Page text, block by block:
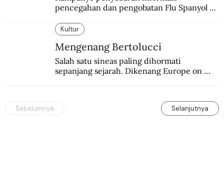
pencegahan dan pengobatan Flu Spanyol di
Kultur
Mengenang Bertolucci
Salah satu sineas paling dihormati
sepanjang sejarah. Dikenang Europe on
Sebelumnya Selanjutnya